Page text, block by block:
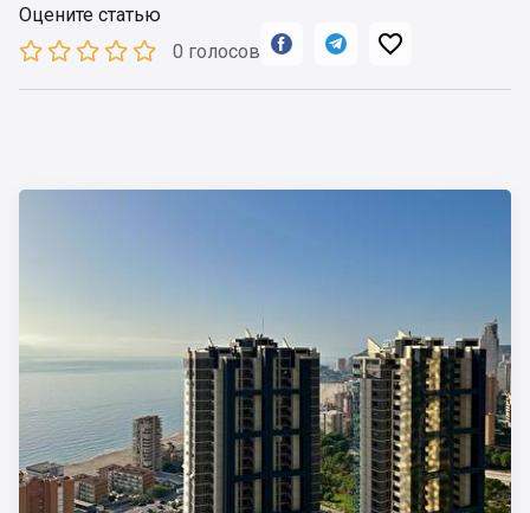
Оцените статью
0 голосов
  